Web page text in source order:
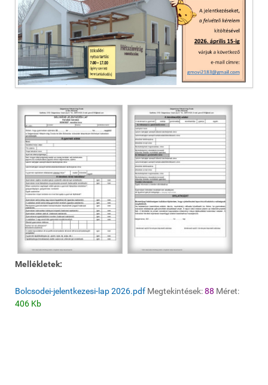
Mellékletek:
Bolcsodei-jelentkezesi-lap 2026.pdf Megtekintések:88 Méret:
406 Kb